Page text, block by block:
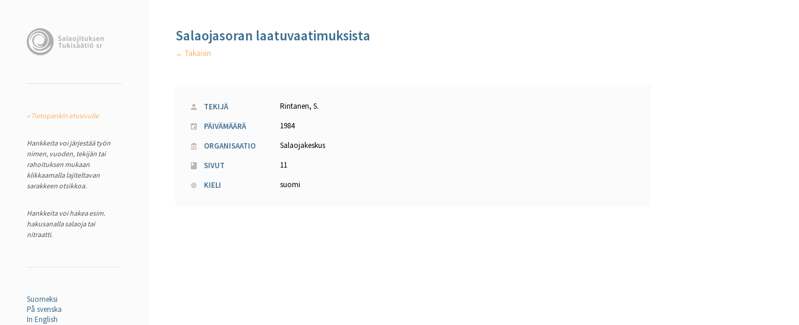
« Tietopankin etusivulle
Hankkeita voi järjestää työn
nimen, vuoden, tekijän tai
rahoituksen mukaan
klikkaamalla lajiteltavan
sarakkeen otsikkoa.
Hankkeita voi hakea esim.
hakusanalla salaoja tai
nitraatti.
Suomeksi
På svenska
In English
Salaojasoran laatuvaatimuksista
← Takaisin
TEKIJÄ
Rintanen, S.
PÄIVÄMÄÄRÄ
1984
ORGANISAATIO
Salaojakeskus
SIVUT
11
KIELI
suomi